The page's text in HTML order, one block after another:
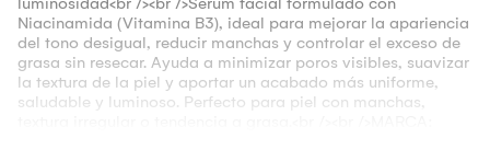
Niacinamida (Vitamina B3), ideal para mejorar la apariencia
del tono desigual, reducir manchas y controlar el exceso de
grasa sin resecar. Ayuda a minimizar poros visibles, suavizar
la textura de la piel y aportar un acabado más uniforme,
saludable y luminoso. Perfecto para piel con manchas,